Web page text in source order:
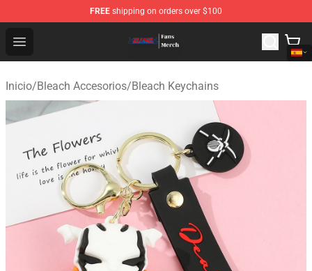
FREE shipping on orders over $100
Open menu
Bleach Store - Official Bleach Merchandise Shop
Inicio/Bleach Accesorios/Bleach Keychains